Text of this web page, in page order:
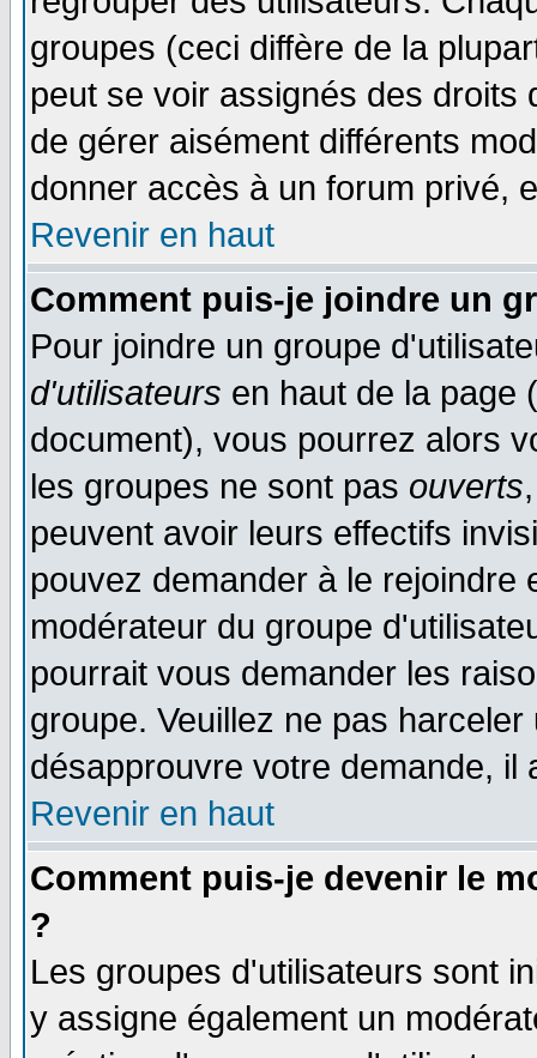
groupes (ceci diffère de la
peut se voir assignés des
de gérer aisément différents
donner accès à un forum privé,
Revenir en haut
Comment puis-je joindre un
Pour joindre un groupe
d'utilisateurs en haut de la page
document), vous pourrez alors
les groupes ne sont pas ouverts
peuvent avoir leurs effectifs
pouvez demander à le rejoindre
modérateur du groupe
pourrait vous demander les
groupe. Veuillez ne pas
désapprouvre votre demande, il
Revenir en haut
Comment puis-je devenir le
?
Les groupes d'utilisateurs sont
y assigne également un